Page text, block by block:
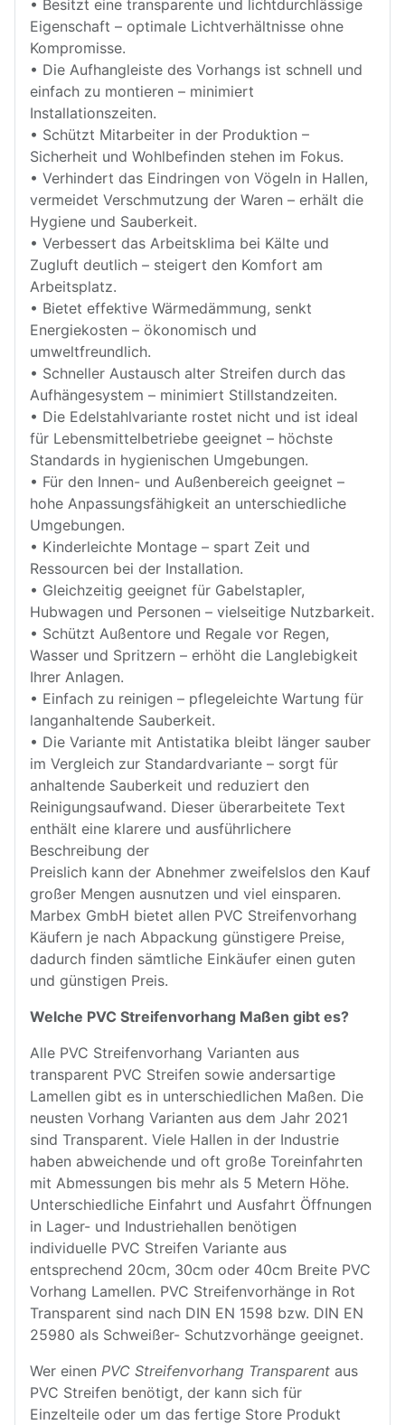
• Besitzt eine transparente und lichtdurchlässige
Eigenschaft – optimale Lichtverhältnisse ohne
Kompromisse.
• Die Aufhangleiste des Vorhangs ist schnell und
einfach zu montieren – minimiert
Installationszeiten.
• Schützt Mitarbeiter in der Produktion –
Sicherheit und Wohlbefinden stehen im Fokus.
• Verhindert das Eindringen von Vögeln in Hallen,
vermeidet Verschmutzung der Waren – erhält die
Hygiene und Sauberkeit.
• Verbessert das Arbeitsklima bei Kälte und
Zugluft deutlich – steigert den Komfort am
Arbeitsplatz.
• Bietet effektive Wärmedämmung, senkt
Energiekosten – ökonomisch und
umweltfreundlich.
• Schneller Austausch alter Streifen durch das
Aufhängesystem – minimiert Stillstandzeiten.
• Die Edelstahlvariante rostet nicht und ist ideal
für Lebensmittelbetriebe geeignet – höchste
Standards in hygienischen Umgebungen.
• Für den Innen- und Außenbereich geeignet –
hohe Anpassungsfähigkeit an unterschiedliche
Umgebungen.
• Kinderleichte Montage – spart Zeit und
Ressourcen bei der Installation.
• Gleichzeitig geeignet für Gabelstapler,
Hubwagen und Personen – vielseitige Nutzbarkeit.
• Schützt Außentore und Regale vor Regen,
Wasser und Spritzern – erhöht die Langlebigkeit
Ihrer Anlagen.
• Einfach zu reinigen – pflegeleichte Wartung für
langanhaltende Sauberkeit.
• Die Variante mit Antistatika bleibt länger sauber
im Vergleich zur Standardvariante – sorgt für
anhaltende Sauberkeit und reduziert den
Reinigungsaufwand. Dieser überarbeitete Text
enthält eine klarere und ausführlichere
Beschreibung der
Preislich kann der Abnehmer zweifelslos den Kauf
großer Mengen ausnutzen und viel einsparen.
Marbex GmbH bietet allen PVC Streifenvorhang
Käufern je nach Abpackung günstigere Preise,
dadurch finden sämtliche Einkäufer einen guten
und günstigen Preis.
Welche PVC Streifenvorhang Maßen gibt es?
Alle PVC Streifenvorhang Varianten aus
transparent PVC Streifen sowie andersartige
Lamellen gibt es in unterschiedlichen Maßen. Die
neusten Vorhang Varianten aus dem Jahr 2021
sind Transparent. Viele Hallen in der Industrie
haben abweichende und oft große Toreinfahrten
mit Abmessungen bis mehr als 5 Metern Höhe.
Unterschiedliche Einfahrt und Ausfahrt Öffnungen
in Lager- und Industriehallen benötigen
individuelle PVC Streifen Variante aus
entsprechend 20cm, 30cm oder 40cm Breite PVC
Vorhang Lamellen. PVC Streifenvorhänge in Rot
Transparent sind nach DIN EN 1598 bzw. DIN EN
25980 als Schweißer- Schutzvorhänge geeignet.
Wer einen PVC Streifenvorhang Transparent aus
PVC Streifen benötigt, der kann sich für
Einzelteile oder um das fertige Store Produkt